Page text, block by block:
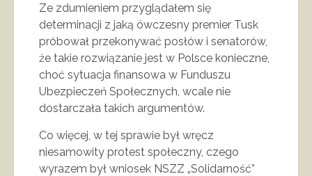
Ze zdumieniem przyglądałem się
determinacji z jaką ówczesny premier Tusk
próbował przekonywać posłów i senatorów,
że takie rozwiązanie jest w Polsce konieczne,
choć sytuacja finansowa w Funduszu
Ubezpieczeń Społecznych, wcale nie
dostarczała takich argumentów.
Co więcej, w tej sprawie był wręcz
niesamowity protest społeczny, czego
wyrazem był wniosek NSZZ „Solidarność”